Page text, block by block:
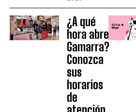
¿A qué
hora abre
Gamarra?
Conozca
sus
horarios
de